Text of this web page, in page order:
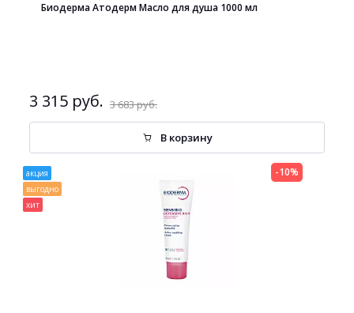
Биодерма Атодерм Масло для душа 1000 мл
3 315 руб. 3 683 руб.
В корзину
акция
выгодно
хит
-10%